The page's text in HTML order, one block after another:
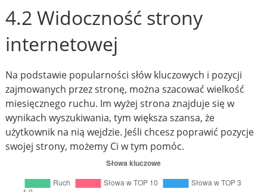
4.2 Widoczność strony
internetowej
Na podstawie popularności słów kluczowych i pozycji
zajmowanych przez stronę, można szacować wielkość
miesięcznego ruchu. Im wyżej strona znajduje się w
wynikach wyszukiwania, tym większa szansa, że
użytkownik na nią wejdzie. Jeśli chcesz poprawić pozycje
swojej strony, możemy Ci w tym pomóc.